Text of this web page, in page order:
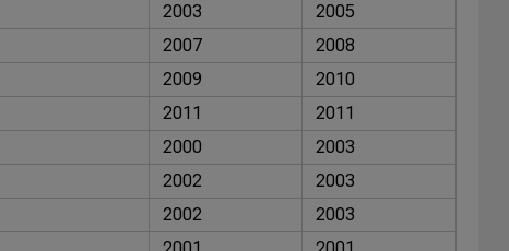
2003
2005
2007
2008
2009
2010
2011
2011
2000
2003
2002
2003
2002
2003